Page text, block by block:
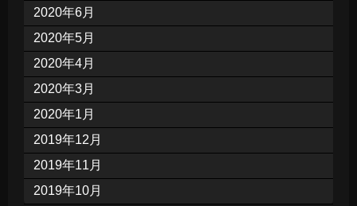
2020年6月
2020年5月
2020年4月
2020年3月
2020年1月
2019年12月
2019年11月
2019年10月